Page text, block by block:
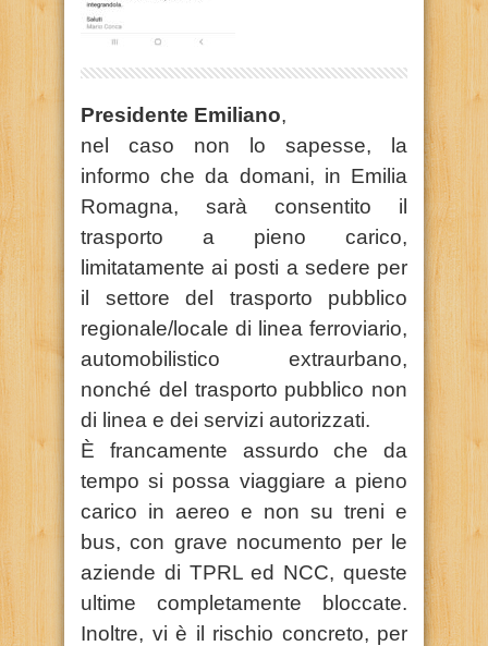
Presidente Emiliano,
nel caso non lo sapesse, la
informo che da domani, in Emilia
Romagna, sarà consentito il
trasporto a pieno carico,
limitatamente ai posti a sedere per
il settore del trasporto pubblico
regionale/locale di linea ferroviario,
automobilistico extraurbano,
nonché del trasporto pubblico non
di linea e dei servizi autorizzati.
È francamente assurdo che da
tempo si possa viaggiare a pieno
carico in aereo e non su treni e
bus, con grave nocumento per le
aziende di TPRL ed NCC, queste
ultime completamente bloccate.
Inoltre, vi è il rischio concreto, per